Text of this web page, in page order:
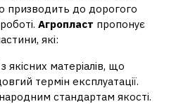
призводить до дорогого
Агропласт пропонує
які:
якісних матеріалів, що
термін експлуатації.
стандартам якості.